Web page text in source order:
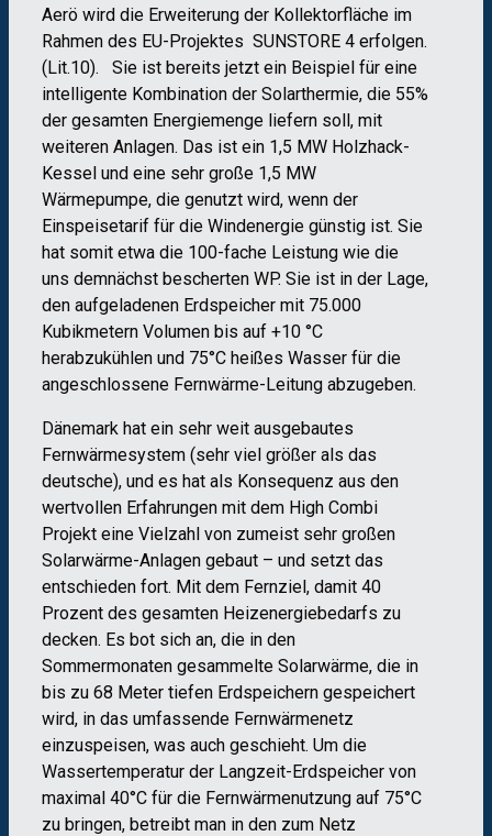
Aerö wird die Erweiterung der Kollektorfläche im
Rahmen des EU-Projektes SUNSTORE 4 erfolgen.
(Lit.10). Sie ist bereits jetzt ein Beispiel für eine
intelligente Kombination der Solarthermie, die 55%
der gesamten Energiemenge liefern soll, mit
weiteren Anlagen. Das ist ein 1,5 MW Holzhack-
Kessel und eine sehr große 1,5 MW
Wärmepumpe, die genutzt wird, wenn der
Einspeisetarif für die Windenergie günstig ist. Sie
hat somit etwa die 100-fache Leistung wie die
uns demnächst bescherten WP. Sie ist in der Lage,
den aufgeladenen Erdspeicher mit 75.000
Kubikmetern Volumen bis auf +10 °C
herabzukühlen und 75°C heißes Wasser für die
angeschlossene Fernwärme-Leitung abzugeben.
Dänemark hat ein sehr weit ausgebautes
Fernwärmesystem (sehr viel größer als das
deutsche), und es hat als Konsequenz aus den
wertvollen Erfahrungen mit dem High Combi
Projekt eine Vielzahl von zumeist sehr großen
Solarwärme-Anlagen gebaut – und setzt das
entschieden fort. Mit dem Fernziel, damit 40
Prozent des gesamten Heizenergiebedarfs zu
decken. Es bot sich an, die in den
Sommermonaten gesammelte Solarwärme, die in
bis zu 68 Meter tiefen Erdspeichern gespeichert
wird, in das umfassende Fernwärmenetz
einzuspeisen, was auch geschieht. Um die
Wassertemperatur der Langzeit-Erdspeicher von
maximal 40°C für die Fernwärmenutzung auf 75°C
zu bringen, betreibt man in den zum Netz